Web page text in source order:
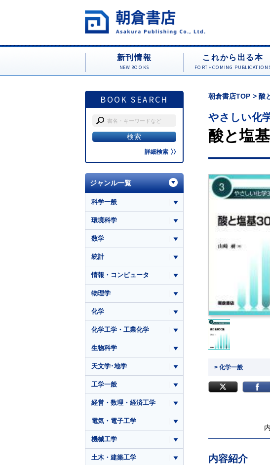
新刊情報
NEW BOOKS
これから出る本
FORTHCOMING
BOOK SEARCH
詳細検索
朝倉書店TOP 酸
やさしい化
酸と塩
> 化学一般
内容紹介
ジャンル一覧
科学一般
環境科学
数学
統計
情報・コンピュータ
物理学
化学
化学工学・工業化学
生物科学
天文学･地学
工学一般
経営・数理・経済工学
電気・電子工学
機械工学
土木・建築工学